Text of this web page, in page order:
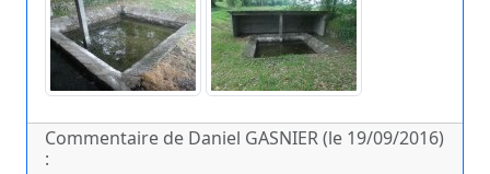
Commentaire de Daniel GASNIER (le 19/09/2016)
: